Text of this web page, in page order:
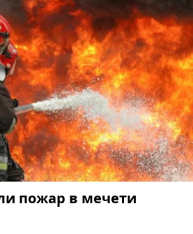
пожар в мечети